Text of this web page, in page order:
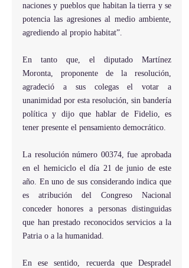
naciones y pueblos que habitan la tierra y se
potencia las agresiones al medio ambiente,
agrediendo al propio habitat”.
En tanto que, el diputado Martínez
Moronta, proponente de la resolución,
agradeció a sus colegas el votar a
unanimidad por esta resolución, sin bandería
política y dijo que hablar de Fidelio, es
tener presente el pensamiento democrático.
La resolución número 00374, fue aprobada
en el hemiciclo el día 21 de junio de este
año. En uno de sus considerando indica que
es atribución del Congreso Nacional
conceder honores a personas distinguidas
que han prestado reconocidos servicios a la
Patria o a la humanidad.
En ese sentido, recuerda que Despradel